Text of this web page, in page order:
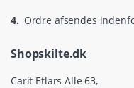
4. Ordre afsendes
Shopskilte.dk
Carit Etlars Alle 63,